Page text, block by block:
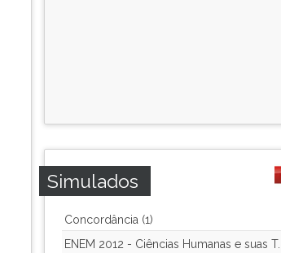
Simulados
Concordância (1)
ENEM 2012 - Ciências Humanas e suas T...